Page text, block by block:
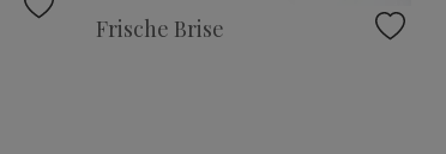
Frische Brise